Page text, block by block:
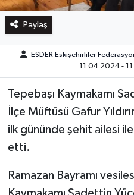
Paylaş
ESDER Eskişehirliler
11.04.2024 -
Tepebaşı Kaymakamı
İlçe Müftüsü Gafur
ilk gününde şehit ailesi
etti.
Ramazan Bayramı